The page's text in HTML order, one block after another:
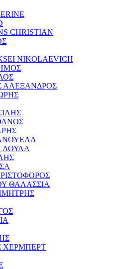
CHRISTIAN
NIKOLAEVICH
ΑΛΕΞΑΝΔΡΟΣ
ΛΟΥΛΑ
ΘΑΛΑΣΣΙΑ
ΧΕΡΜΠΕΡΤ